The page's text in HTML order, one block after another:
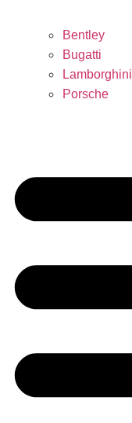
Bentley
Bugatti
Lamborghini
Porsche